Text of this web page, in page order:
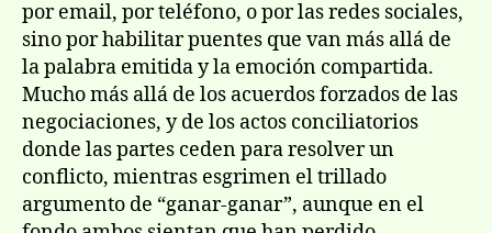
por email, por teléfono, o por las redes sociales,
sino por habilitar puentes que van más allá de
la palabra emitida y la emoción compartida.
Mucho más allá de los acuerdos forzados de las
negociaciones, y de los actos conciliatorios
donde las partes ceden para resolver un
conflicto, mientras esgrimen el trillado
argumento de “ganar-ganar”, aunque en el